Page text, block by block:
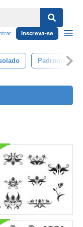
Inscreva-se
Padronizar